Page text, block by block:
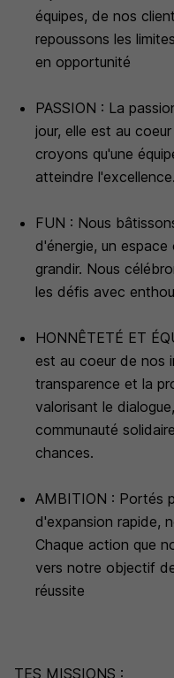
équipes, de nos
repoussons les
en opportunité
PASSION : La
jour, elle est au
croyons qu'une
atteindre l'excellence.
FUN : Nous
d'énergie, un
grandir. Nous
les défis avec
HONNÊTETÉ ET
est au coeur de nos
transparence et la
valorisant le
communauté
chances.
AMBITION : Portés
d'expansion rapide,
Chaque action que
vers notre objectif
réussite
TES MISSIONS :